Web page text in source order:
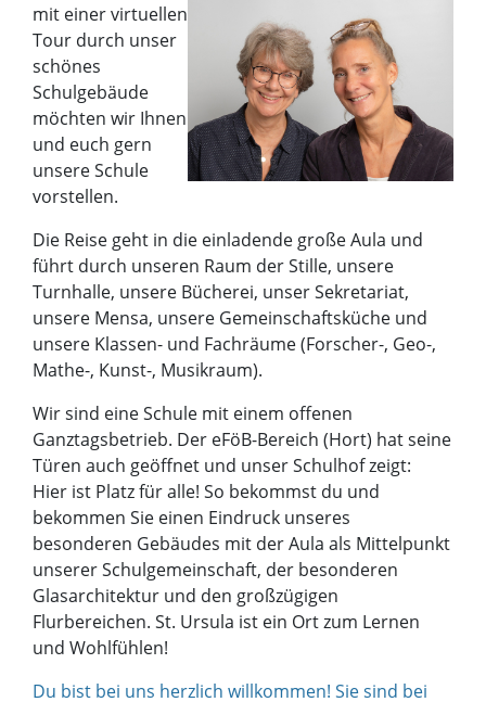
mit einer virtuellen
Tour durch unser
schönes
Schulgebäude
möchten wir Ihnen
und euch gern
unsere Schule
vorstellen.
Die Reise geht in die einladende große Aula und
führt durch unseren Raum der Stille, unsere
Turnhalle, unsere Bücherei, unser Sekretariat,
unsere Mensa, unsere Gemeinschaftsküche und
unsere Klassen- und Fachräume (Forscher-, Geo-,
Mathe-, Kunst-, Musikraum).
Wir sind eine Schule mit einem offenen
Ganztagsbetrieb. Der eFöB-Bereich (Hort) hat seine
Türen auch geöffnet und unser Schulhof zeigt:
Hier ist Platz für alle! So bekommst du und
bekommen Sie einen Eindruck unseres
besonderen Gebäudes mit der Aula als Mittelpunkt
unserer Schulgemeinschaft, der besonderen
Glasarchitektur und den großzügigen
Flurbereichen. St. Ursula ist ein Ort zum Lernen
und Wohlfühlen!
Du bist bei uns herzlich willkommen! Sie sind bei